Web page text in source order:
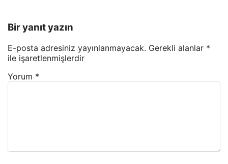
Bir yanıt yazın
E-posta adresiniz yayınlanmayacak. Gerekli alanlar *
ile işaretlenmişlerdir
Yorum *